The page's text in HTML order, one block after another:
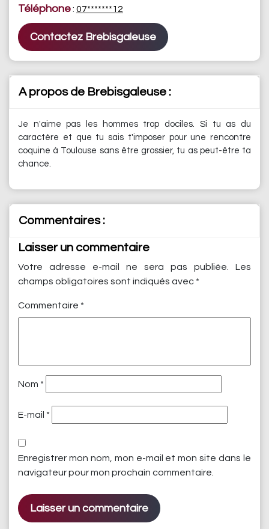
Téléphone: 07*******12
Contactez Brebisgaleuse
A propos de Brebisgaleuse :
Je n'aime pas les hommes trop dociles. Si tu as du
caractère et que tu sais t'imposer pour une rencontre
coquine à Toulouse sans être grossier, tu as peut-être ta
chance.
Commentaires :
Laisser un commentaire
Votre adresse e-mail ne sera pas publiée.
Les
champs obligatoires sont indiqués avec *
Commentaire *
Nom *
E-mail *
Enregistrer mon nom, mon e-mail et mon site dans le
navigateur pour mon prochain commentaire.